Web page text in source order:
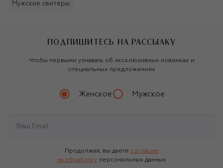
Мужские свитеры
ПОДПИШИТЕСЬ НА РАССЫЛКУ
Чтобы первыми узнавать об эксклюзивных новинках и
специальных предложениях
Женское Мужское
Продолжая, вы даете согласие
на обработку персональных данных